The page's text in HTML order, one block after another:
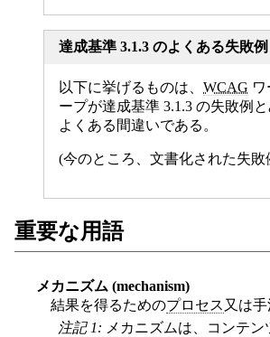
達成基準 3.1.3 のよくある失敗例
以下に挙げるものは、 WCAG
ープが達成基準 3.1.3 の失敗例と
よくある間違いである。
(今のところ、文書化された失敗
重要な用語
メカニズム (mechanism)
結果を得るためのプロセス 又は手
注記 1: メカニズムは、コンテ